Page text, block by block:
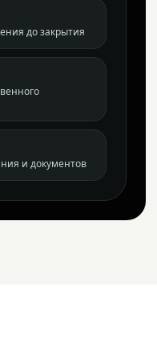
до закрытия
и документов